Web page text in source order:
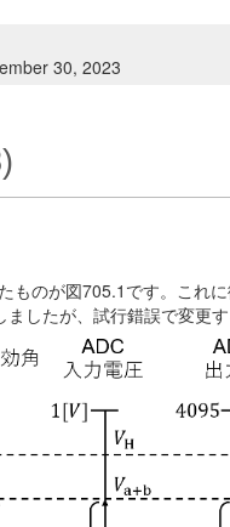
30, 2023
ものが図705.1です。これ
したが、試行錯誤で変更